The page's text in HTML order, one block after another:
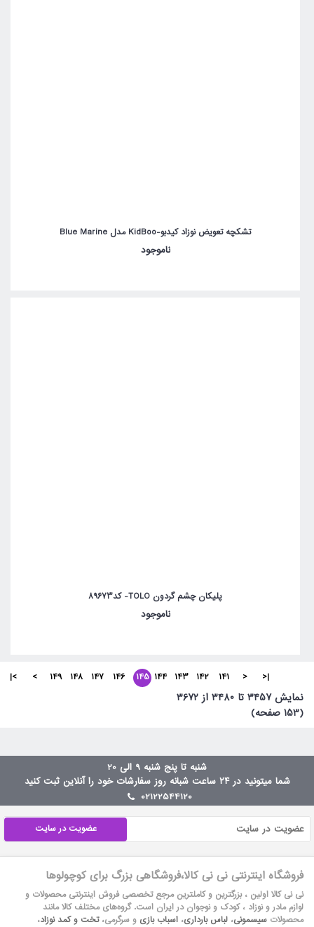
تشکچه تعویض نوزاد کیدبو-KidBoo مدل Blue Marine
ناموجود
پلیکان چشم گردون TOLO- کد89673
ناموجود
|<
<
141
142
143
144
145
146
147
148
149
>
>|
نمايش 3457 تا 3480 از 3672
(153 صفحه)
شنبه تا پنج شنبه 9 الی 20
شما میتونید در ۲۴ ساعت شبانه روز سفارشات خود را آنلاین ثبت کنید
02122544120
عضویت در سایت
فروشگاه اینترنتی نی نی کالا،فروشگاهی بزرگ برای کوچولوها
نی نی کالا اولین ، بزرگترین و کاملترین مرجع تخصصی فروش اینترنتی محصولات و
لوازم مادر و نوزاد ، کودک و نوجوان در ایران است. گروه‏‏‌های مختلف کالا مانند
محصولات سیسمونی، لباس بارداری، اسباب بازی و سرگرمی،تخت و کمد نوزاد،